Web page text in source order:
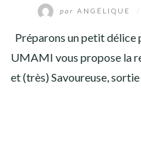
par ANGÉLIQUE
Préparons un petit délice
UMAMI vous propose la
et (très) Savoureuse,